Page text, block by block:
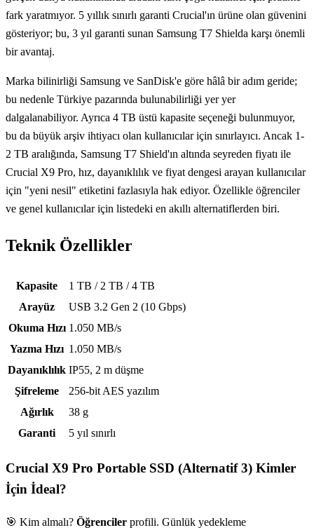
fark yaratmıyor. 5 yıllık sınırlı garanti Crucial'ın ürüne olan güvenini
gösteriyor; bu, 3 yıl garanti sunan Samsung T7 Shielda karşı önemli
bir avantaj.
Marka bilinirliği Samsung ve SanDisk'e göre hâlâ bir adım geride;
bu nedenle Türkiye pazarında bulunabilirliği yer yer
dalgalanabiliyor. Ayrıca 4 TB üstü kapasite seçeneği bulunmuyor,
bu da büyük arşiv ihtiyacı olan kullanıcılar için sınırlayıcı. Ancak 1-
2 TB aralığında, Samsung T7 Shield'ın altında seyreden fiyatı ile
Crucial X9 Pro, hız, dayanıklılık ve fiyat dengesi arayan kullanıcılar
için "yeni nesil" etiketini fazlasıyla hak ediyor. Özellikle öğrenciler
ve genel kullanıcılar için listedeki en akıllı alternatiflerden biri.
Teknik Özellikler
Teknik özellikler
Kapasite
1 TB / 2 TB / 4 TB
Arayüz
USB 3.2 Gen 2 (10 Gbps)
Okuma Hızı 1.050 MB/s
Yazma Hızı 1.050 MB/s
Dayanıklılık IP55, 2 m düşme
Şifreleme
256-bit AES yazılım
Ağırlık
38 g
Garanti
5 yıl sınırlı
Crucial X9 Pro Portable SSD (Alternatif 3) Kimler
İçin İdeal?
🎯 Kim almalı? Öğrenciler profili. Günlük yedekleme